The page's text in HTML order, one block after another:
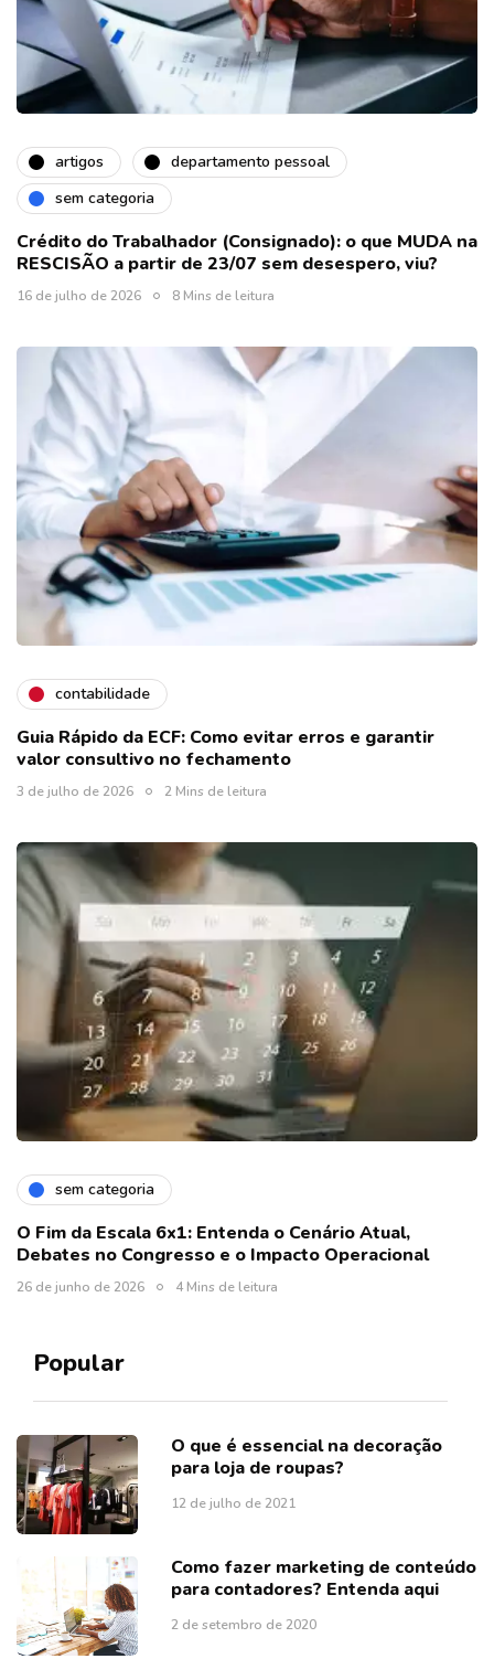
artigos
departamento pessoal
sem categoria
Crédito do Trabalhador (Consignado): o que MUDA na
RESCISÃO a partir de 23/07 sem desespero, viu?
16 de julho de 2026 8 Mins de leitura
contabilidade
Guia Rápido da ECF: Como evitar erros e garantir
valor consultivo no fechamento
3 de julho de 2026 2 Mins de leitura
sem categoria
O Fim da Escala 6x1: Entenda o Cenário Atual,
Debates no Congresso e o Impacto Operacional
26 de junho de 2026 4 Mins de leitura
Popular
O que é essencial na decoração
para loja de roupas?
12 de julho de 2021
Como fazer marketing de conteúdo
para contadores? Entenda aqui
2 de setembro de 2020